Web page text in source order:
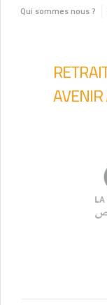
Qui sommes nous ?